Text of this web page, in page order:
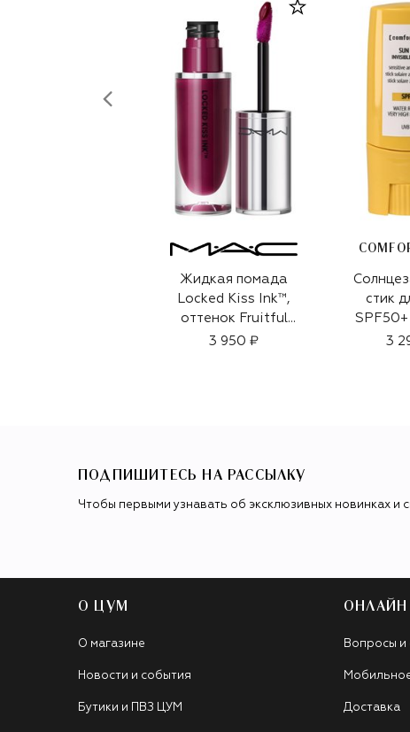
Жидкая помада
Locked Kiss Ink™,
оттенок Fruitful
(4ml)
3 950 ₽
стик
3
ПОДПИШИТЕСЬ НА РАССЫЛКУ
Чтобы первыми узнавать об эксклюзивных новинках и
О ЦУМ
О магазине
Новости и события
Бутики и ПВЗ ЦУМ
ОНЛАЙН
Вопросы и
Доставка